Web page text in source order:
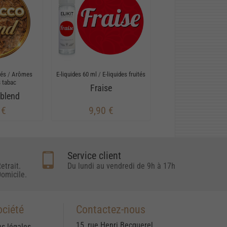
/Arômes
tabac
E-liquides 60 ml / E-liquides fruités
Fraise
9,90 €
Service client
Du lundi au vendredi de 9h à 17h
Contactez-nous